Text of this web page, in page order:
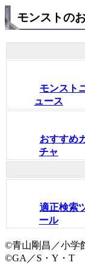
モンストの
モンスト
ュース
おすすめ
チャ
適正検索
ール
©青山剛昌／小学
©GA／S・Y・T